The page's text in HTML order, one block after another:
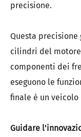
precisione.
Questa
cilindri del
componenti dei
eseguono le
finale è un
Guidare